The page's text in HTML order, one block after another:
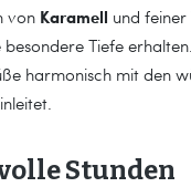
von Karamell und
Tiefe
harmonisch mit den
Stunden